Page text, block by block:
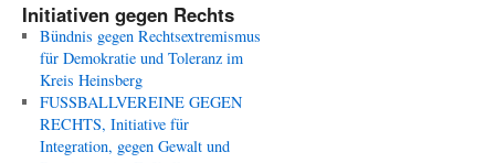
Initiativen gegen Rechts
Bündnis gegen Rechtsextremismus
für Demokratie und Toleranz im
Kreis Heinsberg
FUSSBALLVEREINE GEGEN
RECHTS, Initiative für
Integration, gegen Gewalt und